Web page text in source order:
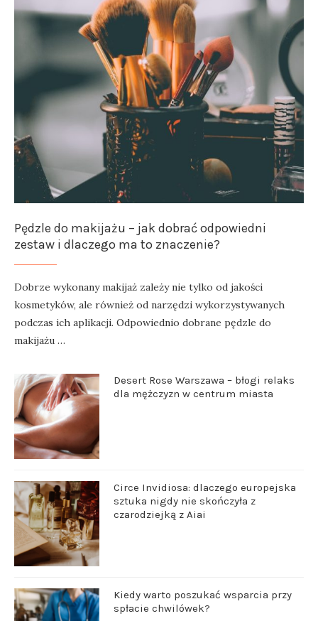
Pędzle do makijażu – jak dobrać odpowiedni
zestaw i dlaczego ma to znaczenie?
Dobrze wykonany makijaż zależy nie tylko od jakości
kosmetyków, ale również od narzędzi wykorzystywanych
podczas ich aplikacji. Odpowiednio dobrane pędzle do
makijażu …
Desert Rose Warszawa – błogi relaks
dla mężczyzn w centrum miasta
Circe Invidiosa: dlaczego europejska
sztuka nigdy nie skończyła z
czarodziejką z Aiai
Kiedy warto poszukać wsparcia przy
spłacie chwilówek?